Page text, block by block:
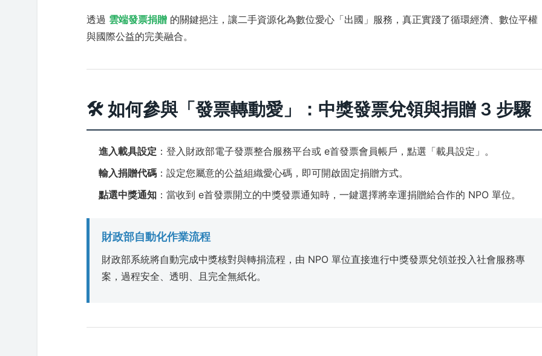
透過 雲端發票捐贈 的關鍵挹注，讓二手資源化為數位愛心「出國」服務，真正實踐了循環經濟、數位平權
與國際公益的完美融合。
🛠 如何參與「發票轉動愛」：中獎發票兌領與捐贈 3 步驟
進入載具設定 ：登入財政部電子發票整合服務平台或 e首發票會員帳戶，點選「載具設定」。
輸入捐贈代碼 ：設定您屬意的公益組織愛心碼，即可開啟固定捐贈方式。
點選中獎通知 ：當收到 e首發票開立的中獎發票通知時，一鍵選擇將幸運捐贈給合作的 NPO 單位。
財政部自動化作業流程
財政部系統將自動完成中獎核對與轉捐流程，由 NPO 單位直接進行中獎發票兌領並投入社會服務專
案，過程安全、透明、且完全無紙化。